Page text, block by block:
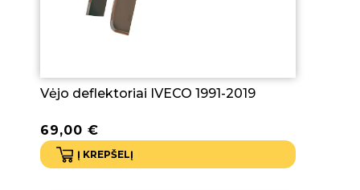
Vėjo deflektoriai IVECO 1991-2019
69,00 €
Į KREPŠELĮ